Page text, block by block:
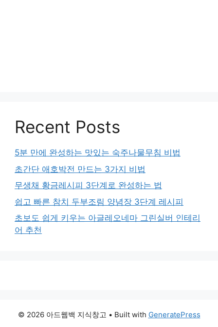
Recent Posts
5분 만에 완성하는 맛있는 숙주나물무침 비법
초간단 애호박전 만드는 3가지 비법
무생채 황금레시피 3단계로 완성하는 법
쉽고 빠른 참치 두부조림 양념장 3단계 레시피
초보도 쉽게 키우는 아글레오네마 그린실버 인테리
어 추천
© 2026 아드웹백 지식창고 • Built with GeneratePress